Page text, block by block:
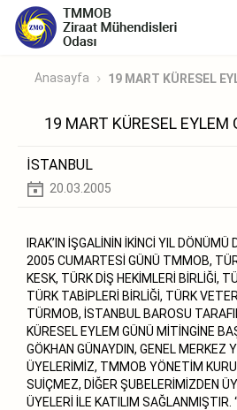
Anasayfa 19 MART KÜRESEL
19 MART KÜRESEL EYLEM
İSTANBUL
20.03.2005
IRAK’IN İŞGALİNİN İKİNCİ YIL
2005 CUMARTESİ GÜNÜ TMMOB,
KESK, TÜRK DİŞ HEKİMLERİ BİRLİĞİ,
TÜRK TABİPLERİ BİRLİĞİ, TÜRK
TÜRMOB, İSTANBUL BAROSU
KÜRESEL EYLEM GÜNÜ MİTİNGİNE
GÖKHAN GÜNAYDIN, GENEL MERKEZ
ÜYELERİMİZ, TMMOB YÖNETİM
SUİÇMEZ, DİĞER ŞUBELERİMİZDEN
ÜYELERİ İLE KATILIM SAĞLANMIŞTIR.